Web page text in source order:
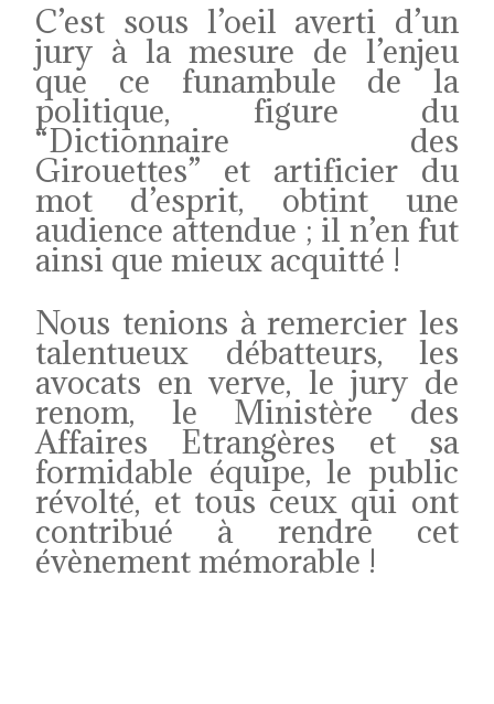
C’est sous l’oeil averti d’un
jury à la mesure de l’enjeu
que ce funambule de la
politique, figure du
“Dictionnaire des
Girouettes” et artificier du
mot d’esprit, obtint une
audience attendue ; il n’en fut
ainsi que mieux acquitté !
Nous tenions à remercier les
talentueux débatteurs, les
avocats en verve, le jury de
renom, le Ministère des
Affaires Etrangères et sa
formidable équipe, le public
révolté, et tous ceux qui ont
contribué à rendre cet
évènement mémorable !